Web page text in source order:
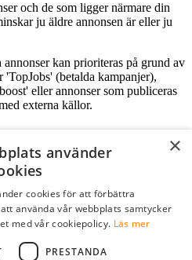
och de som ligger närmare din
ju äldre annonsen är eller ju
kan prioriteras på grund av
(betalda kampanjer),
eller annonser som publiceras
externa källor.
×
använder
cookies för att förbättra
använda vår webbplats samtycker
med vår cookiepolicy. Läs mer
PRESTANDA